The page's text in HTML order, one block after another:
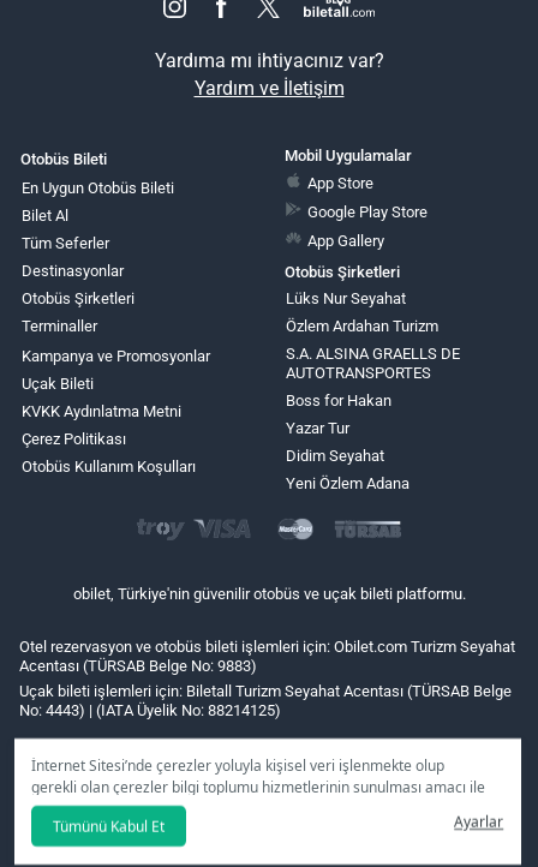
İnternet Sitesi’nde çerezler yoluyla kişisel veri işlenmekte olup
gerekli olan çerezler bilgi toplumu hizmetlerinin sunulması amacı ile
kullanılmaktadır. Tercihleriniz doğrultusunda size özel
kişiselleştirilmiş çerezleri ve özel kampanyaları
seçeneğine
tıklamanız halinde kullanımınıza sunamayacağız.
Tümünü Kabul Et Ayarlar
Yardıma mı ihtiyacınız var?
Yardım ve İletişim
Otobüs Bileti
En Uygun Otobüs Bileti
Bilet Al
Tüm Seferler
Destinasyonlar
Otobüs Şirketleri
Terminaller
Kampanya ve Promosyonlar
Uçak Bileti
KVKK Aydınlatma Metni
Çerez Politikası
Otobüs Kullanım Koşulları
Mobil Uygulamalar
App Store
Google Play Store
App Gallery
Otobüs Şirketleri
Lüks Nur Seyahat
Özlem Ardahan Turizm
S.A. ALSINA GRAELLS DE
AUTOTRANSPORTES
Boss for Hakan
Yazar Tur
Didim Seyahat
Yeni Özlem Adana
obilet, Türkiye'nin güvenilir otobüs ve uçak bileti platformu.
Otel rezervasyon ve otobüs bileti işlemleri için: Obilet.com Turizm Seyahat
Acentası (TÜRSAB Belge No: 9883)
Uçak bileti işlemleri için: Biletall Turizm Seyahat Acentası (TÜRSAB Belge
No: 4443) | (IATA Üyelik No: 88214125)